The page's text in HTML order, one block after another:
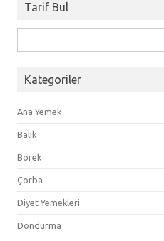
Tarif Bul
Kategoriler
Ana Yemek
Balık
Börek
Çorba
Diyet Yemekleri
Dondurma